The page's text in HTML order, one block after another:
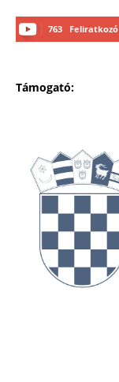
763 Feliratkozó
Támogató: